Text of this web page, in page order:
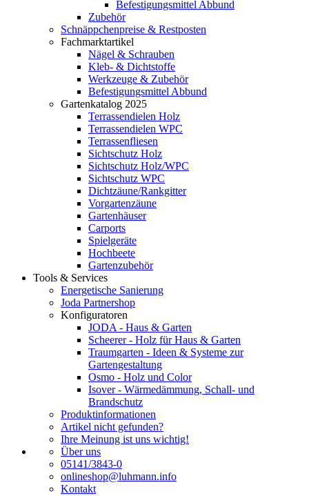
Befestigungsmittel Abbund
Zubehör
Schnäppchenpreise & Restposten
Fachmarktartikel
Nägel & Schrauben
Kleb- & Dichtstoffe
Werkzeuge & Zubehör
Befestigungsmittel Abbund
Gartenkatalog 2025
Terrassendielen Holz
Terrassendielen WPC
Terrassenfliesen
Sichtschutz Holz
Sichtschutz Holz/WPC
Sichtschutz WPC
Dichtzäune/Rankgitter
Vorgartenzäune
Gartenhäuser
Carports
Spielgeräte
Hochbeete
Gartenzubehör
Tools & Services
Energetische Sanierung
Joda Partnershop
Konfiguratoren
JODA - Haus & Garten
Scheerer - Holz für Haus & Garten
Traumgarten - Ideen & Systeme zur
Gartengestaltung
Osmo - Holz und Color
Isover - Wärmedämmung, Schall- und
Brandschutz
Produktinformationen
Artikel nicht gefunden?
Ihre Meinung ist uns wichtig!
Über uns
05141/3843-0
onlineshop@luhmann.info
Kontakt